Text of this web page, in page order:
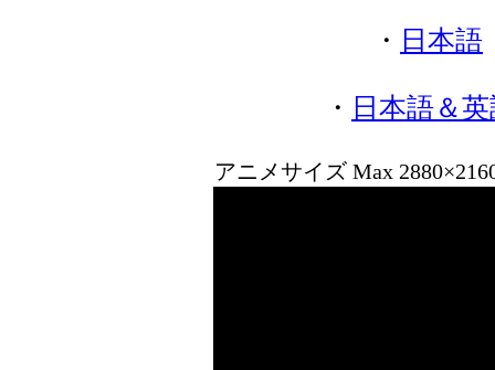
・ 日本語
・ 日本語＆
アニメサイズ Max